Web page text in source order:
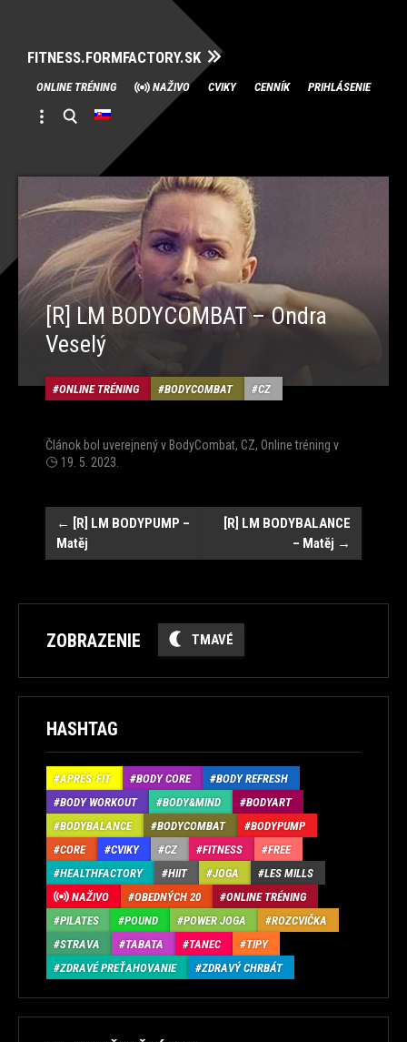
FITNESS.FORMFACTORY.SK
Skip
to
content
ONLINE TRÉNING NAŽIVO CVIKY CENNÍK PRIHLÁSENIE
[R] LM BODYCOMBAT – Ondra
Veselý
ONLINE TRÉNING BODYCOMBAT CZ
Článok bol uverejnený vBodyCombat, CZ, Online tréning v
19. 5. 2023
Post
navigation
← [R] LM BODYPUMP –
Matěj
[R] LM BODYBALANCE
– Matěj →
ZOBRAZENIE TMAVÉ
HASHTAG
APRÉS-FIT BODY CORE
BODY REFRESH
BODY WORKOUT
BODY&MIND
BODYART
BODYBALANCE
BODYCOMBAT
BODYPUMP
CORE
CVIKY CZ FITNESS
FREE
HEALTHFACTORY
HIIT JOGA
LES MILLS
NAŽIVO
OBEDNÝCH 20
ONLINE TRÉNING
PILATES
POUND POWER JOGA
ROZCVIČKA
STRAVA
TABATA TANEC
TIPY
ZDRAVÉ PREŤAHOVANIE
ZDRAVÝ CHRBÁT